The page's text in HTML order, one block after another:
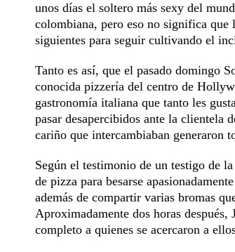
unos días el soltero más sexy del
colombiana, pero eso no significa que
siguientes para seguir cultivando el
Tanto es así, que el pasado domingo
conocida pizzería del centro de
gastronomía italiana que tanto les
pasar desapercibidos ante la clientela
cariño que intercambiaban generaron
Según el testimonio de un testigo de
de pizza para besarse
además de compartir varias bromas
Aproximadamente dos horas después,
completo a quienes se acercaron a